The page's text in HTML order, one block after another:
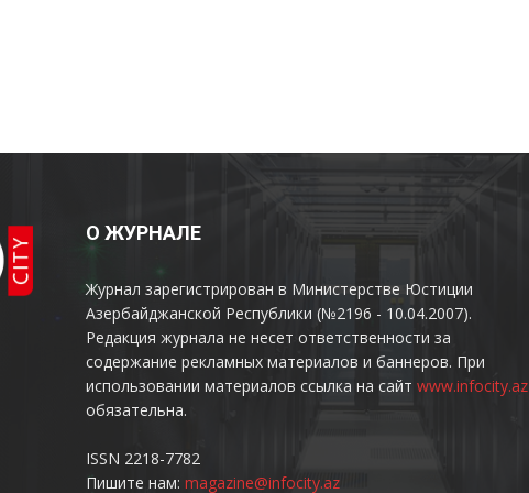
О ЖУРНАЛЕ
Журнал зарегистрирован в Министерстве Юстиции
Азербайджанской Республики (№2196 - 10.04.2007).
Редакция журнала не несет ответственности за
содержание рекламных материалов и баннеров. При
использовании материалов ссылка на сайт www.infocity.az
обязательна.
ISSN 2218-7782
Пишите нам: magazine@infocity.az